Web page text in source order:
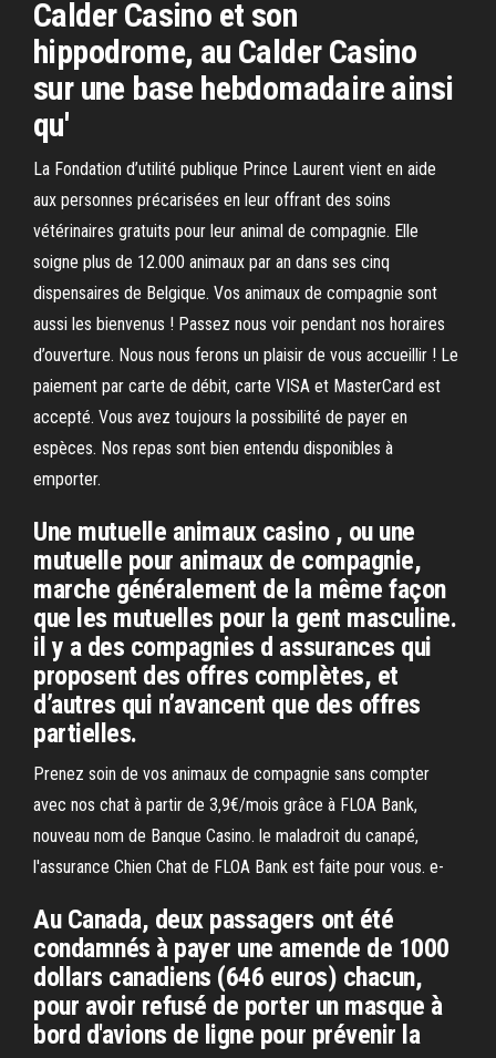
Calder Casino et son
hippodrome, au Calder Casino
sur une base hebdomadaire ainsi
qu'
La Fondation d’utilité publique Prince Laurent vient en aide
aux personnes précarisées en leur offrant des soins
vétérinaires gratuits pour leur animal de compagnie. Elle
soigne plus de 12.000 animaux par an dans ses cinq
dispensaires de Belgique. Vos animaux de compagnie sont
aussi les bienvenus ! Passez nous voir pendant nos horaires
d’ouverture. Nous nous ferons un plaisir de vous accueillir ! Le
paiement par carte de débit, carte VISA et MasterCard est
accepté. Vous avez toujours la possibilité de payer en
espèces. Nos repas sont bien entendu disponibles à
emporter.
Une mutuelle animaux casino , ou une
mutuelle pour animaux de compagnie,
marche généralement de la même façon
que les mutuelles pour la gent masculine.
il y a des compagnies d assurances qui
proposent des offres complètes, et
d’autres qui n’avancent que des offres
partielles.
Prenez soin de vos animaux de compagnie sans compter
avec nos chat à partir de 3,9€/mois grâce à FLOA Bank,
nouveau nom de Banque Casino. le maladroit du canapé,
l'assurance Chien Chat de FLOA Bank est faite pour vous. e-
Au Canada, deux passagers ont été
condamnés à payer une amende de 1000
dollars canadiens (646 euros) chacun,
pour avoir refusé de porter un masque à
bord d'avions de ligne pour prévenir la